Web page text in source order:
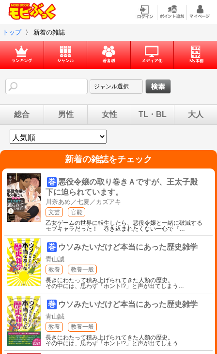
トップ 〉 新着の雑誌
総合 男性 女性 TL・BL 大人
新着の雑誌をチェック
巻 悪役令嬢の取り巻きＡですが、王太子殿
下に迫られています。
川奈あめ／七夏／カズアキ
文芸
官能
乙女ゲームの世界に転生したら、悪役令嬢と一緒に破滅する
モブキャラだった！ 巻き込まれたくない一心で『
巻 ウソみたいだけど本当にあった歴史雑学
青山誠
教養
教養一般
長きにわたって積み上げられてきた人類の歴史。
その中には、思わず「ホント!?」と声が出てしまう
巻 ウソみたいだけど本当にあった歴史雑学
青山誠
教養
教養一般
長きにわたって積み上げられてきた人類の歴史。
その中には、思わず「ホント!?」と声が出てしまう